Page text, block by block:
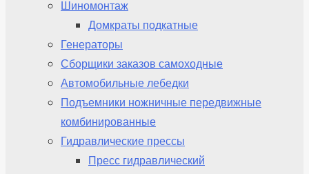
Шиномонтаж
Домкраты подкатные
Генераторы
Сборщики заказов самоходные
Автомобильные лебедки
Подъемники ножничные передвижные
комбинированные
Гидравлические прессы
Пресс гидравлический